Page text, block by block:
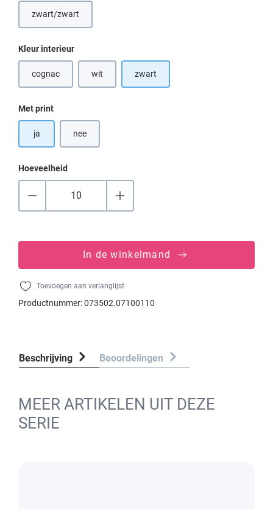
zwart/zwart
Selecteer
Kleur interieur
cognac(Deze optie is momenteel niet beschikbaar.)
wit(Deze optie is momenteel niet beschikbaar.)
zwart
Selecteer
Met print
ja nee
Hoeveelheid
In de winkelmand
Toevoegen aan verlanglijst
Productnummer:073502.07100110
Beschrijving Beoordelingen
MEER ARTIKELEN UIT DEZE
SERIE